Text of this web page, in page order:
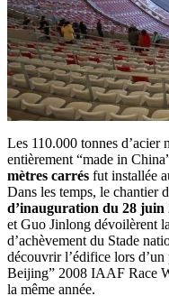
Les 110.000 tonnes d’acier
entièrement “made in
mètres carrés fut installée
Dans les temps, le chantier
d’inauguration du 28 juin
et Guo Jinlong dévoilèrent
d’achèvement du Stade
découvrir l’édifice lors
Beijing” 2008 IAAF Race
la même année.